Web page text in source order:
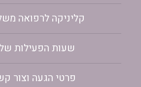
קליניקה לרפואה
שעות הפעילות
פרטי הגעה וצור